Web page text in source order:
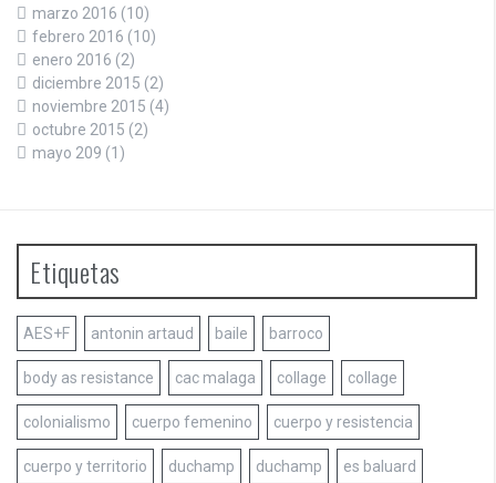
marzo 2016 (10)
febrero 2016 (10)
enero 2016 (2)
diciembre 2015 (2)
noviembre 2015 (4)
octubre 2015 (2)
mayo 209 (1)
Etiquetas
AES+F antonin artaud baile barroco
body as resistance cac malaga collage collage
colonialismo cuerpo femenino cuerpo y resistencia
cuerpo y territorio duchamp duchamp es baluard